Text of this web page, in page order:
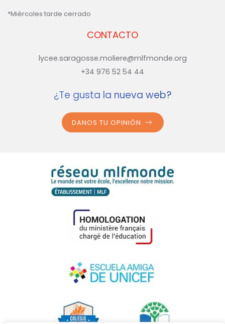
CONTACTO
lycee.saragosse.moliere@mlfmonde.org
+34 976 52 54 44
*Miércoles tarde cerrado
¿Te gusta la nueva web?
DANOS TU OPINIÓN